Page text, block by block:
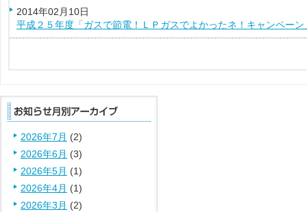
2014年02月10日
平成２５年度「ガスで節電！ＬＰガスでよかったネ！キャンペー
2026年7月 (2)
2026年6月 (3)
2026年5月 (1)
2026年4月 (1)
2026年3月 (2)